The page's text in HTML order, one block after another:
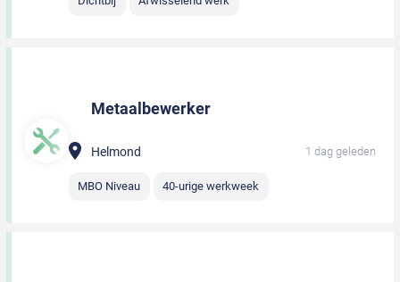
Metaalbewerker
Helmond 1 dag geleden
MBO Niveau 40-urige werkweek